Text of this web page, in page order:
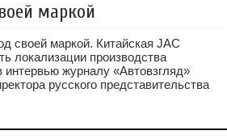
маркой
своей маркой. Китайская JAC
локализации производства
журналу «Автовзгляд»
русского представительства